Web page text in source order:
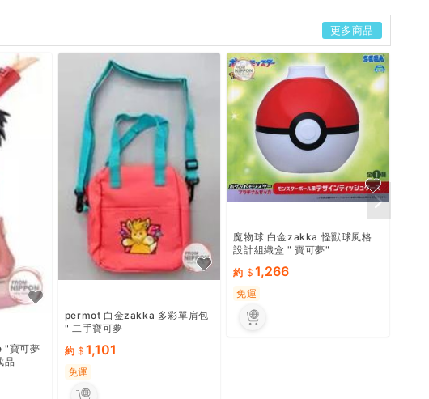
更多商品
寶可夢
品
permot 白金zakka 多彩單肩包
" 二手寶可夢
約
1,101
免運
魔物球 白金zakka 怪獸球風格
設計組織盒 " 寶可夢"
約
1,266
免運